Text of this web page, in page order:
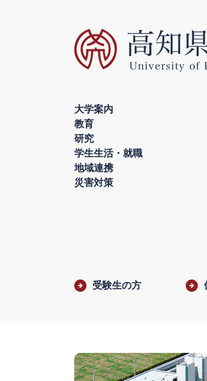
大学案内
教育
研究
学生生活・就職
地域連携
災害対策
受験生の方